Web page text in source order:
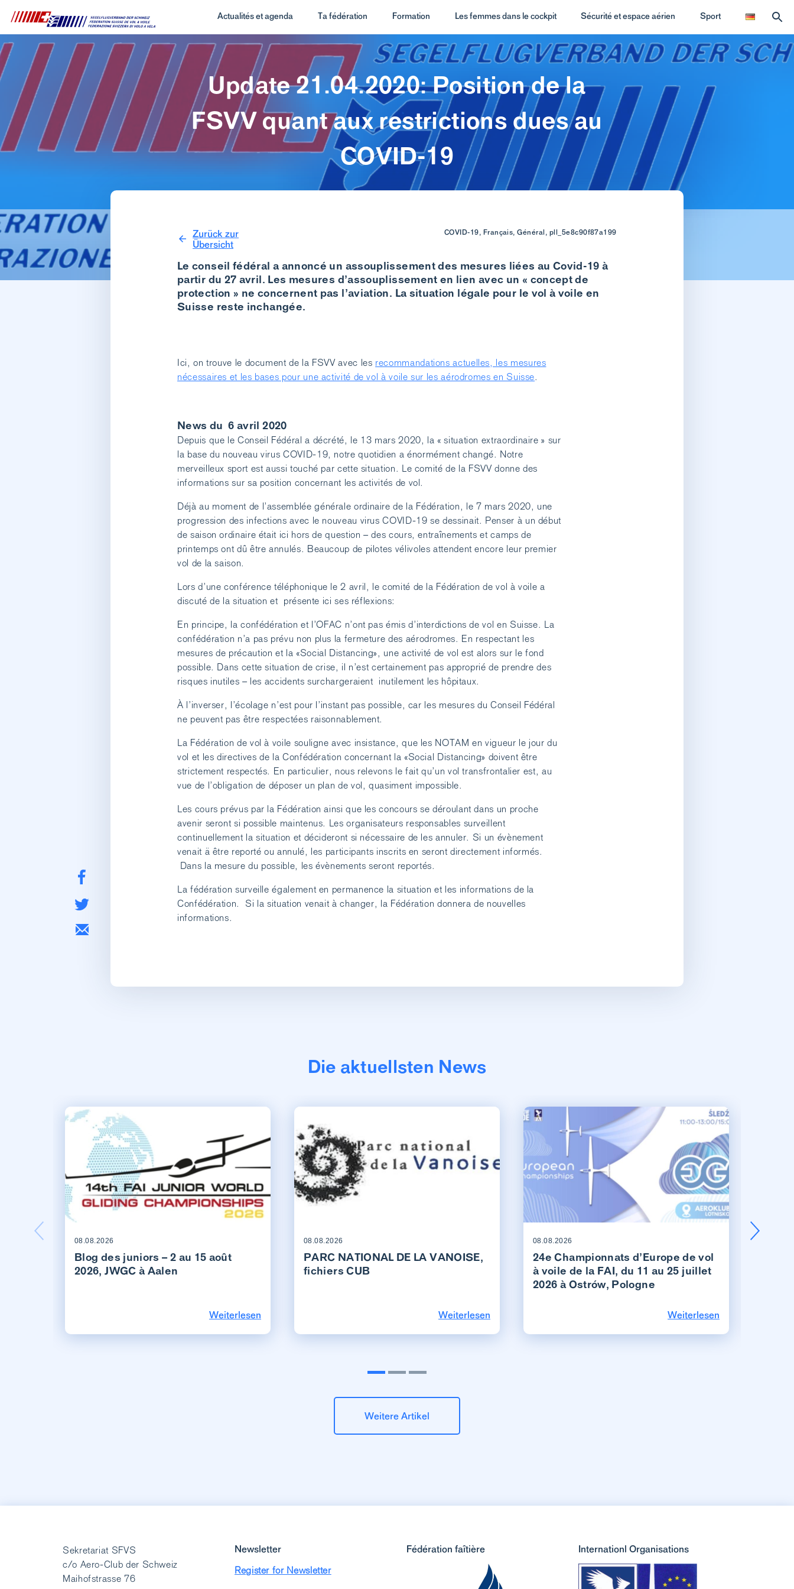
Actualités et agenda Ta fédération Formation Les femmes dans le cockpit Sécurité et espace aérien Sport
Update 21.04.2020: Position de la
FSVV quant aux restrictions dues au
COVID-19
Zurück zur
Übersicht
COVID-19, Français, Général, pll_5e8c90f87a199
Le conseil fédéral a annoncé un assouplissement des mesures liées au Covid-19 à
partir du 27 avril. Les mesures d’assouplissement en lien avec un « concept de
protection » ne concernent pas l’aviation. La situation légale pour le vol à voile en
Suisse reste inchangée.
Ici, on trouve le document de la FSVV avec les recommandations actuelles, les mesures
nécessaires et les bases pour une activité de vol à voile sur les aérodromes en Suisse.
News du 6 avril 2020
Depuis que le Conseil Fédéral a décrété, le 13 mars 2020, la « situation extraordinaire » sur
la base du nouveau virus COVID-19, notre quotidien a énormément changé. Notre
merveilleux sport est aussi touché par cette situation. Le comité de la FSVV donne des
informations sur sa position concernant les activités de vol.
Déjà au moment de l’assemblée générale ordinaire de la Fédération, le 7 mars 2020, une
progression des infections avec le nouveau virus COVID-19 se dessinait. Penser à un début
de saison ordinaire était ici hors de question – des cours, entraînements et camps de
printemps ont dû être annulés. Beaucoup de pilotes vélivoles attendent encore leur premier
vol de la saison.
Lors d’une conférence téléphonique le 2 avril, le comité de la Fédération de vol à voile a
discuté de la situation et présente ici ses réflexions:
En principe, la confédération et l’OFAC n’ont pas émis d’interdictions de vol en Suisse. La
confédération n’a pas prévu non plus la fermeture des aérodromes. En respectant les
mesures de précaution et la «Social Distancing», une activité de vol est alors sur le fond
possible. Dans cette situation de crise, il n’est certainement pas approprié de prendre des
risques inutiles – les accidents surchargeraient inutilement les hôpitaux.
À l’inverser, l’écolage n’est pour l’instant pas possible, car les mesures du Conseil Fédéral
ne peuvent pas être respectées raisonnablement.
La Fédération de vol à voile souligne avec insistance, que les NOTAM en vigueur le jour du
vol et les directives de la Confédération concernant la «Social Distancing» doivent être
strictement respectés. En particulier, nous relevons le fait qu’un vol transfrontalier est, au
vue de l’obligation de déposer un plan de vol, quasiment impossible.
Les cours prévus par la Fédération ainsi que les concours se déroulant dans un proche
avenir seront si possible maintenus. Les organisateurs responsables surveillent
continuellement la situation et décideront si nécessaire de les annuler. Si un évènement
venait ä être reporté ou annulé, les participants inscrits en seront directement informés.
Dans la mesure du possible, les évènements seront reportés.
La fédération surveille également en permanence la situation et les informations de la
Confédération. Si la situation venait à changer, la Fédération donnera de nouvelles
informations.
Die aktuellsten News
08.08.2026
Blog des juniors – 2 au 15 août
2026, JWGC à Aalen
Weiterlesen
08.08.2026
PARC NATIONAL DE LA VANOISE,
fichiers CUB
Weiterlesen
08.08.2026
24e Championnats d’Europe de vol
à voile de la FAI, du 11 au 25 juillet
2026 à Ostrów, Pologne
Weiterlesen
Weitere Artikel
Sekretariat SFVS
c/o Aero-Club der Schweiz
Maihofstrasse 76
Newsletter
Register for Newsletter
Fédération faîtière Internationl Organisations